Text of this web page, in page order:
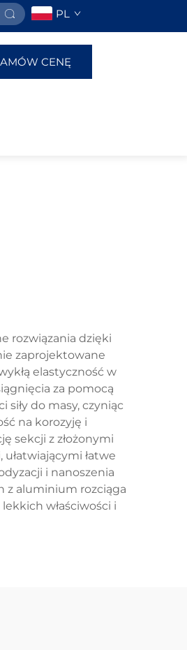
PL
CENĘ
rozwiązania dzięki
zaprojektowane
elastyczność w
za pomocą
do masy, czyniąc
na korozyję i
sekcji z złożonymi
łatwe
i nanoszenia
z aluminium rozciąga
właściwości i